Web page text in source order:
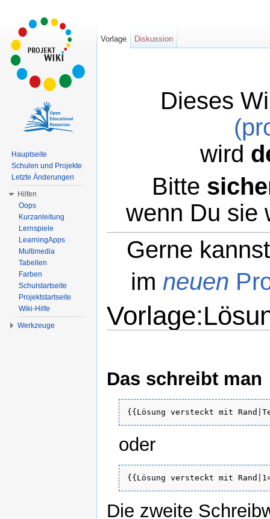
Dieses
wird
Bitte
wenn Du sie
Gerne
im neuen
Das schreibt man
{{Lösung versteckt mit
oder
{{Lösung versteckt mit
Die zweite
Vorlage Diskussion
Hauptseite
Schulen und Projekte
Letzte Änderungen
Hilfen
Oops
Kurzanleitung
Lernspiele
LearningApps
Multimedia
Tabellen
Farben
Schulstartseite
Projektstartseite
Wiki-Hilfe
Werkzeuge